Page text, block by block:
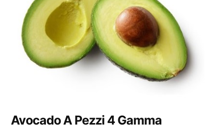
Avocado A Pezzi 4 Gamma